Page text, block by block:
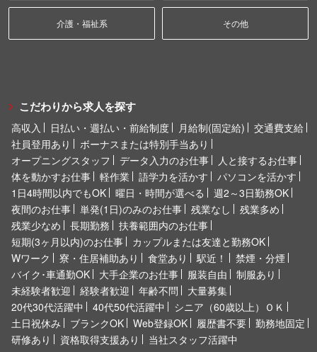
介護・福祉系 その他
こだわりから求人を探す
高収入 日払い・週払い・前給制度 月給制(固定給)
交通費支給
社員登用あり
ボーナスまたは特別手当あり
オープニングスタッフ
データ入力のお仕事
人と接するお仕事
体を動かすお仕事
軽作業 語学力を活かす
パソコンを活かす
1日4時間以内でもOK
曜日・時間が選べる
週2～3日勤務OK
夜間のお仕事
単発(1日)のみのお仕事 残業なし
残業多め
残業少なめ
長期勤務
扶養範囲内のお仕事
短期(3ヶ月以内)のお仕事
カップルまたは友達と勤務OK
Wワーク
寮・住居補助あり 食堂あり 駅近！
禁煙・分煙
バイク･車通勤OK
大手企業のお仕事 服装自由
制服あり
未経験者歓迎
経験者歓迎 年齢不問
大量募集
20代30代活躍中
40代50代活躍中
シニア（60歳以上）ＯＫ
土日祝休み
ブランクOK Web登録OK 履歴書不要
勤務地固定
研修あり
資格取得支援あり 当社スタッフ活躍中